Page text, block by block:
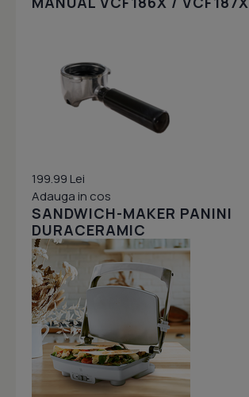
199.99 Lei
Adauga in cos
SANDWICH-MAKER PANINI
DURACERAMIC